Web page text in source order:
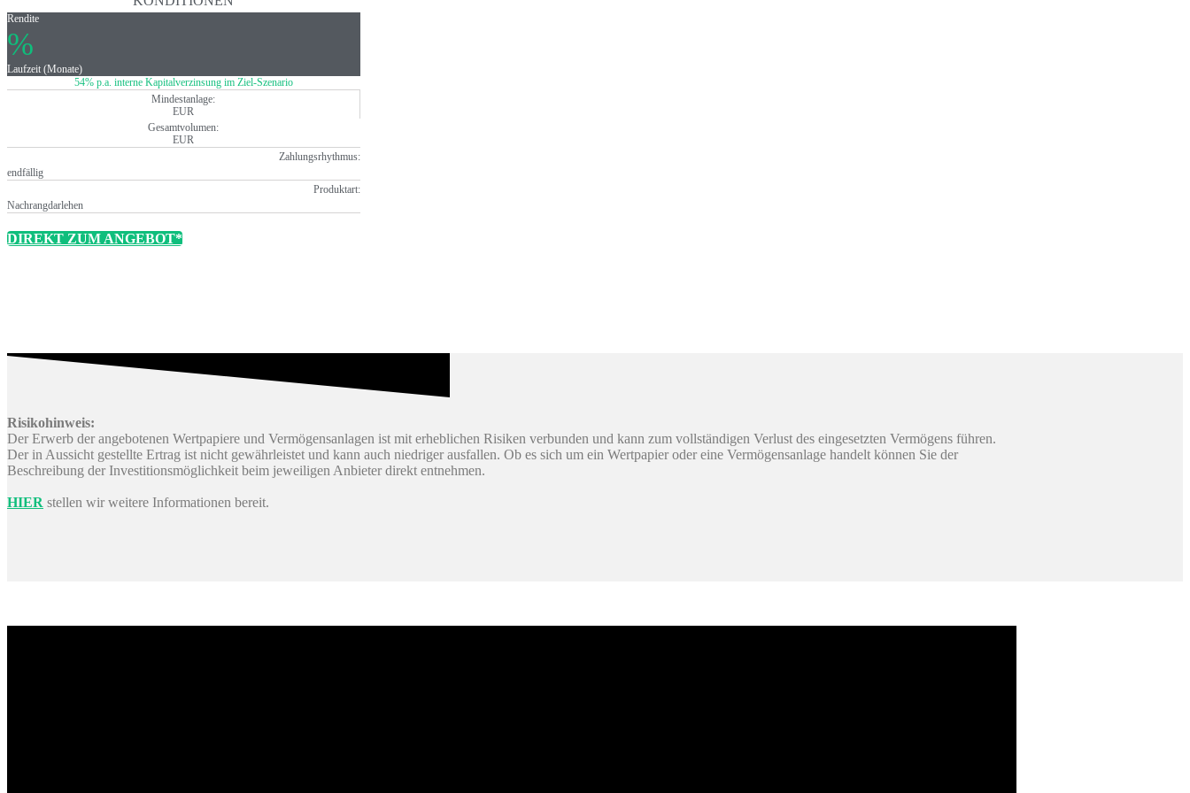
Rendite
%
Laufzeit (Monate)
54% p.a. interne Kapitalverzinsung im Ziel-Szenario
Mindestanlage:
EUR
Gesamtvolumen:
EUR
Zahlungsrhythmus:
endfällig
Produktart:
Nachrangdarlehen
DIREKT ZUM ANGEBOT*
Risikohinweis:
Der Erwerb der angebotenen Wertpapiere und Vermögensanlagen ist mit erheblichen Risiken verbunden und kann zum vollständigen Verlust des eingesetzten Vermögens führen.
Der in Aussicht gestellte Ertrag ist nicht gewährleistet und kann auch niedriger ausfallen. Ob es sich um ein Wertpapier oder eine Vermögensanlage handelt können Sie der
Beschreibung der Investitionsmöglichkeit beim jeweiligen Anbieter direkt entnehmen.
HIER stellen wir weitere Informationen bereit.